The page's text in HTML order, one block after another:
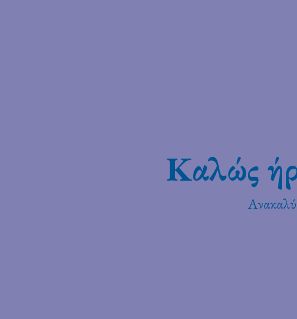
Καλώς